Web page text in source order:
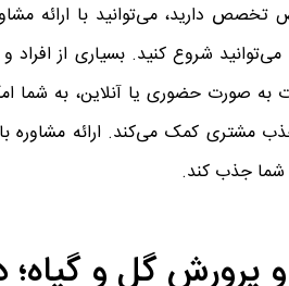
تخصص دارید، می‌توانید با ارائه
شروع کنید. بسیاری از افراد
به صورت حضوری یا آنلاین، به
کمک می‌کند. ارائه مشاوره
شما جذب کند.